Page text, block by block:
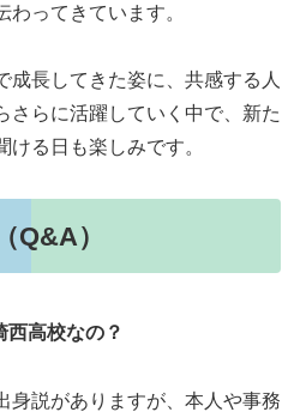
ってきています。
成長してきた姿に、共感する人
さらに活躍していく中で、新た
る日も楽しみです。
Q&A）
西高校なの？
身説がありますが、本人や事務